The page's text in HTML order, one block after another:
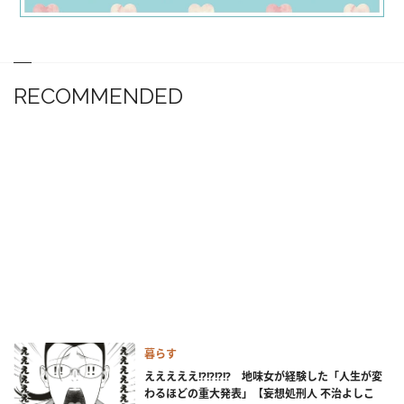
RECOMMENDED
暮らす
えええええ!?!?!?!? 地味女が経験した「人生が変
わるほどの重大発表」【妄想処刑人 不治よしこ